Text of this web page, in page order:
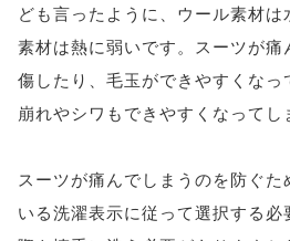
ども言ったように、ウール素材
素材は熱に弱いです。スーツが
傷したり、毛玉ができやすくな
崩れやシワもできやすくなってし
スーツが痛んでしまうのを防ぐ
いる洗濯表示に従って選択する